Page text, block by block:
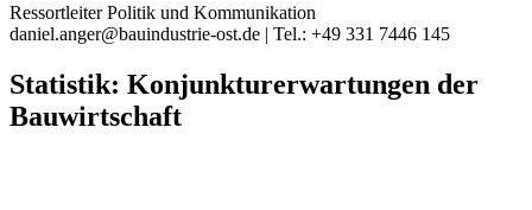
Ressortleiter Politik und Kommunikation
daniel.anger@bauindustrie-ost.de | Tel.: +49 331 7446 145
Statistik: Konjunkturerwartungen der
Bauwirtschaft